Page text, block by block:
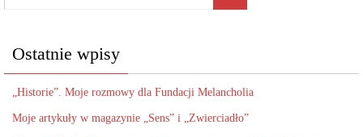
Ostatnie wpisy
„Historie”. Moje rozmowy dla Fundacji Melancholia
Moje artykuły w magazynie „Sens” i „Zwierciadło”